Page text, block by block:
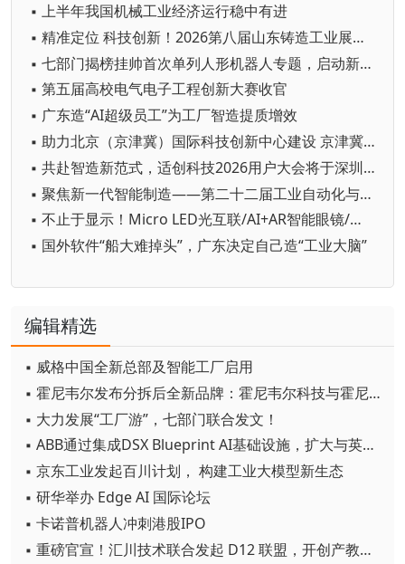
▪ 上半年我国机械工业经济运行稳中有进
▪ 精准定位 科技创新！2026第八届山东铸造工业展览会在青岛开幕
▪ 七部门揭榜挂帅首次单列人形机器人专题，启动新一轮国家级技术攻坚
▪ 第五届高校电气电子工程创新大赛收官
▪ 广东造“AI超级员工”为工厂智造提质增效
▪ 助力北京（京津冀）国际科技创新中心建设 京津冀成立机器人产业链联盟
▪ 共赴智造新范式，适创科技2026用户大会将于深圳启幕
▪ 聚焦新一代智能制造——第二十二届工业自动化与标准化研讨会在京举办
▪ 不止于显示！Micro LED光互联/AI+AR智能眼镜/玻璃基板TGV等全新赛道集中亮相，创新动能尽在2026深圳国际全触与显示展
▪ 国外软件“船大难掉头”，广东决定自己造“工业大脑”
编辑精选
▪ 威格中国全新总部及智能工厂启用
▪ 霍尼韦尔发布分拆后全新品牌：霍尼韦尔科技与霍尼韦尔航空航天
▪ 大力发展“工厂游”，七部门联合发文！
▪ ABB通过集成DSX Blueprint AI基础设施，扩大与英伟达的合作
▪ 京东工业发起百川计划， 构建工业大模型新生态
▪ 研华举办 Edge AI 国际论坛
▪ 卡诺普机器人冲刺港股IPO
▪ 重磅官宣！汇川技术联合发起 D12 联盟，开创产教融合新范式